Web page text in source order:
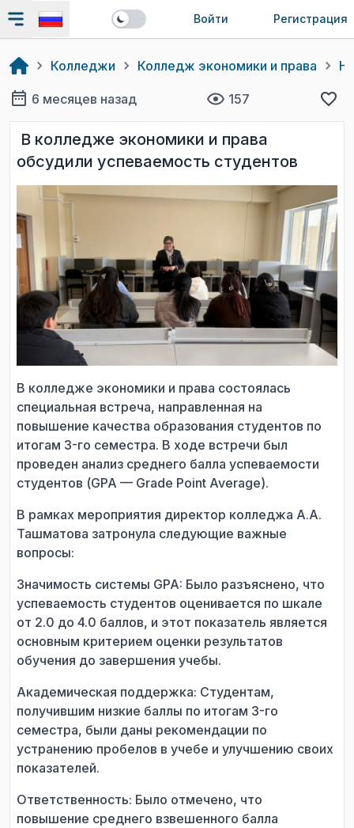
Войти Регистрация
Колледжи Колледж экономики и права
6 месяцев назад 157
В колледже экономики и права
обсудили успеваемость студентов
В колледже экономики и права состоялась
специальная встреча, направленная на
повышение качества образования студентов по
итогам 3-го семестра. В ходе встречи был
проведен анализ среднего балла успеваемости
студентов (GPA — Grade Point Average).
В рамках мероприятия директор колледжа А.А.
Ташматова затронула следующие важные
вопросы:
Значимость системы GPA: Было разъяснено, что
успеваемость студентов оценивается по шкале
от 2.0 до 4.0 баллов, и этот показатель является
основным критерием оценки результатов
обучения до завершения учебы.
Академическая поддержка: Студентам,
получившим низкие баллы по итогам 3-го
семестра, были даны рекомендации по
устранению пробелов в учебе и улучшению своих
показателей.
Ответственность: Было отмечено, что
повышение среднего взвешенного балла